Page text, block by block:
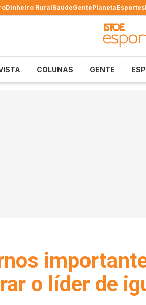
Dinheiro RuralSaúdeGentePlanetaEsportes
COLUNAS GENTE
o líder de